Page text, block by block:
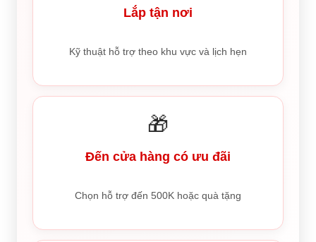
Lắp tận nơi
Kỹ thuật hỗ trợ theo khu vực và lịch hẹn
🎁
Đến cửa hàng có ưu đãi
Chọn hỗ trợ đến 500K hoặc quà tặng